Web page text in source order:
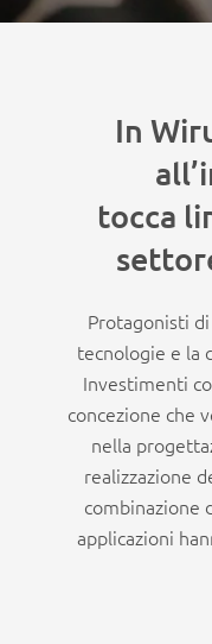
In
tocca
Protagonisti
tecnologie e la
Investimenti
concezione che
nella
realizzazione
combinazione
applicazioni